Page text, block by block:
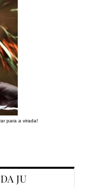
para a virada!
JU